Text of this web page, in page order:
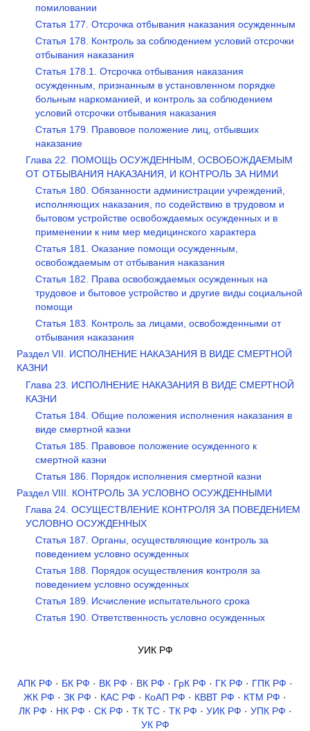
помиловании
Статья 177. Отсрочка отбывания наказания осужденным
Статья 178. Контроль за соблюдением условий отсрочки
отбывания наказания
Статья 178.1. Отсрочка отбывания наказания
осужденным, признанным в установленном порядке
больным наркоманией, и контроль за соблюдением
условий отсрочки отбывания наказания
Статья 179. Правовое положение лиц, отбывших
наказание
Глава 22. ПОМОЩЬ ОСУЖДЕННЫМ, ОСВОБОЖДАЕМЫМ
ОТ ОТБЫВАНИЯ НАКАЗАНИЯ, И КОНТРОЛЬ ЗА НИМИ
Статья 180. Обязанности администрации учреждений,
исполняющих наказания, по содействию в трудовом и
бытовом устройстве освобождаемых осужденных и в
применении к ним мер медицинского характера
Статья 181. Оказание помощи осужденным,
освобождаемым от отбывания наказания
Статья 182. Права освобождаемых осужденных на
трудовое и бытовое устройство и другие виды социальной
помощи
Статья 183. Контроль за лицами, освобожденными от
отбывания наказания
Раздел VII. ИСПОЛНЕНИЕ НАКАЗАНИЯ В ВИДЕ СМЕРТНОЙ
КАЗНИ
Глава 23. ИСПОЛНЕНИЕ НАКАЗАНИЯ В ВИДЕ СМЕРТНОЙ
КАЗНИ
Статья 184. Общие положения исполнения наказания в
виде смертной казни
Статья 185. Правовое положение осужденного к
смертной казни
Статья 186. Порядок исполнения смертной казни
Раздел VIII. КОНТРОЛЬ ЗА УСЛОВНО ОСУЖДЕННЫМИ
Глава 24. ОСУЩЕСТВЛЕНИЕ КОНТРОЛЯ ЗА ПОВЕДЕНИЕМ
УСЛОВНО ОСУЖДЕННЫХ
Статья 187. Органы, осуществляющие контроль за
поведением условно осужденных
Статья 188. Порядок осуществления контроля за
поведением условно осужденных
Статья 189. Исчисление испытательного срока
Статья 190. Ответственность условно осужденных
УИК РФ
АПК РФ · БК РФ · ВК РФ · ВК РФ · ГрК РФ · ГК РФ · ГПК РФ ·
ЖК РФ · ЗК РФ · КАС РФ · КоАП РФ · КВВТ РФ · КТМ РФ ·
ЛК РФ · НК РФ · СК РФ · ТК TC· ТК РФ · УИК РФ · УПК РФ ·
УК РФ